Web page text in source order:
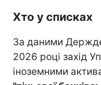
Хто у списках
За даними
2026 році захід
іноземними